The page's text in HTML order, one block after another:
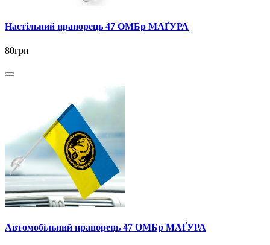
Настільний прапорець 47 ОМБр МАҐУРА
80грн
Автомобільний прапорець 47 ОМБр МАҐУРА